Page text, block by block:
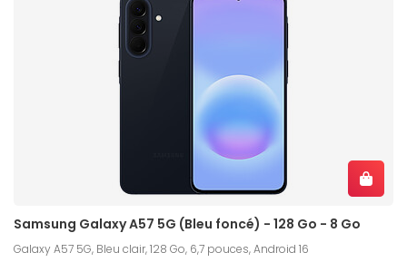
Samsung Galaxy A57 5G (Bleu foncé) - 128 Go - 8 Go
Galaxy A57 5G, Bleu clair, 128 Go, 6,7 pouces, Android 16